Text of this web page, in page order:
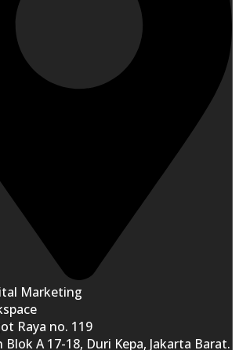
Marketing
Raya no. 119
Blok A 17-18, Duri Kepa, Jakarta Barat.